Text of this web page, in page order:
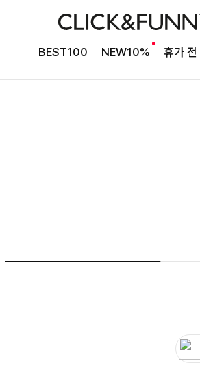
BEST100 NEW10% 휴가 전
NO1. 썸머베스트
두가지 컬러 데일